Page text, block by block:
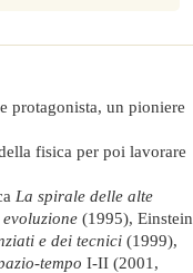
protagonista, un pioniere
fisica per poi lavorare
La spirale delle alte
(1995), Einstein
e dei tecnici(1999),
tempo I-II (2001,